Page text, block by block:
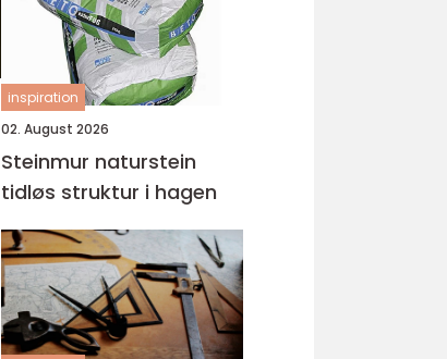
inspiration
02. August 2026
Steinmur naturstein
tidløs struktur i hagen